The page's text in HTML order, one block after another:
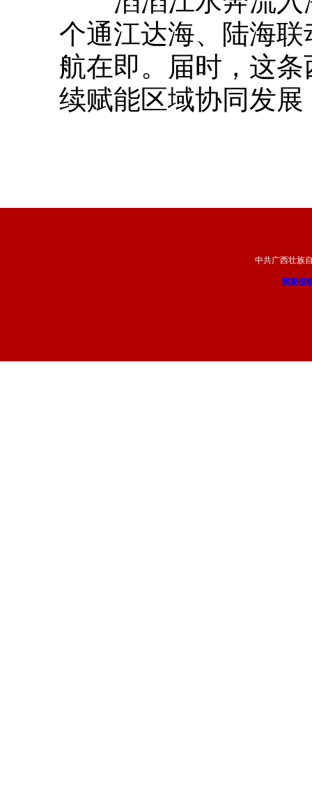
个通江达海、陆海
航在即。届时，这
续赋能区域协同发
中共广西壮族
我要投